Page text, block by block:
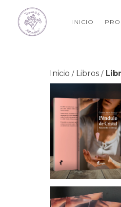
INICIO
Inicio / Libros /